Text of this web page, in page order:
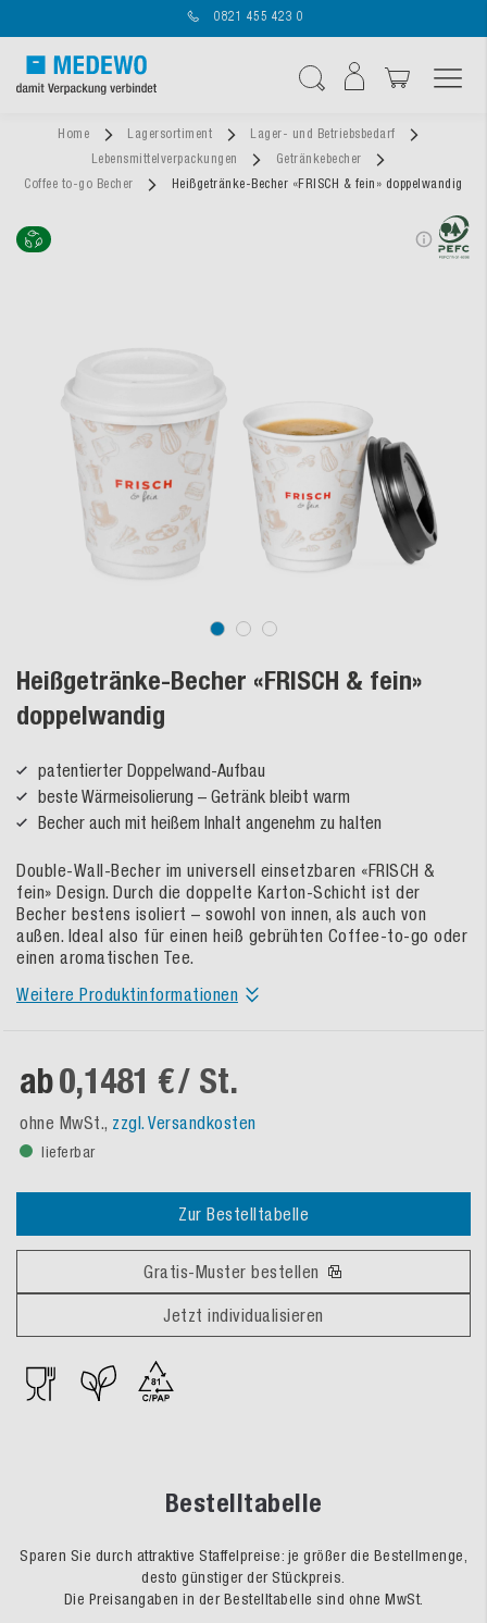
0821 455 423 0
Home Lagersortiment
Lager- und Betriebsbedarf
Lebensmittelverpackungen
Getränkebecher
Coffee to-go Becher
Heißgetränke-Becher «FRISCH & fein» doppelwandig
Heißgetränke-Becher «FRISCH & fein»
doppelwandig
patentierter Doppelwand-Aufbau
beste Wärmeisolierung – Getränk bleibt warm
Becher auch mit heißem Inhalt angenehm zu halten
Double-Wall-Becher im universell einsetzbaren «FRISCH &
fein» Design. Durch die doppelte Karton-Schicht ist der
Becher bestens isoliert – sowohl von innen, als auch von
außen. Ideal also für einen heiß gebrühten Coffee-to-go oder
einen aromatischen Tee.
Weitere Produktinformationen
ab0,1481 €/ St.
ohne MwSt., zzgl. Versandkosten
lieferbar
Zur Bestelltabelle
Gratis-Muster bestellen
Jetzt individualisieren
Bestelltabelle
Sparen Sie durch attraktive Staffelpreise: je größer die Bestellmenge,
desto günstiger der Stückpreis.
Die Preisangaben in der Bestelltabelle sind ohne MwSt.